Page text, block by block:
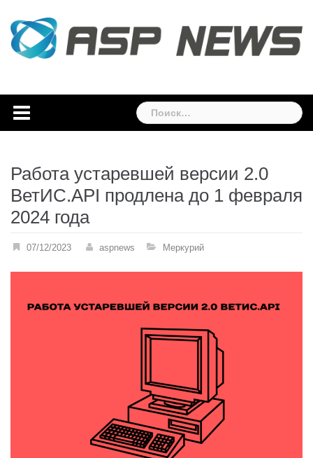
content
Найти:
Работа устаревшей версии 2.0
ВетИС.API продлена до 1 февраля
2024 года
07/12/2023 aspnews Меркурий